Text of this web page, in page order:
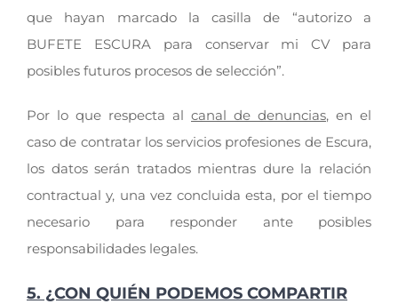
que hayan marcado la casilla de “autorizo a
BUFETE ESCURA para conservar mi CV para
posibles futuros procesos de selección”.
Por lo que respecta al canal de denuncias, en el
caso de contratar los servicios profesiones de Escura,
los datos serán tratados mientras dure la relación
contractual y, una vez concluida esta, por el tiempo
necesario para responder ante posibles
responsabilidades legales.
5. ¿CON QUIÉN PODEMOS COMPARTIR